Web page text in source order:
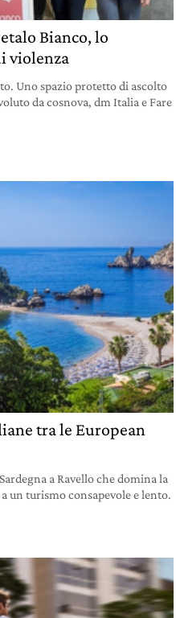
Bianco, lo
violenza
Uno spazio protetto di ascolto
da cosnova, dm Italia e Fare
tra le European
a Ravello che domina la
un turismo consapevole e lento.